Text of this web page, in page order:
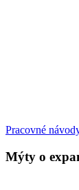
Pracovné
Mýty o